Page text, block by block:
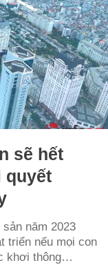
sẽ hết
quyết
năm 2023
triển nếu mọi con
khơi thông…